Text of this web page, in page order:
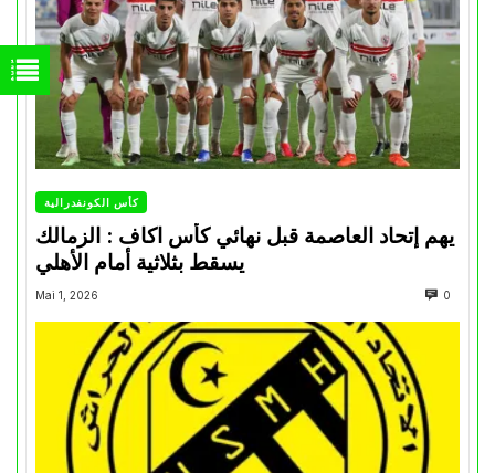
كأس الكونفدرالية
يهم إتحاد العاصمة قبل نهائي كأس اكاف : الزمالك
Mai 1, 2026 0